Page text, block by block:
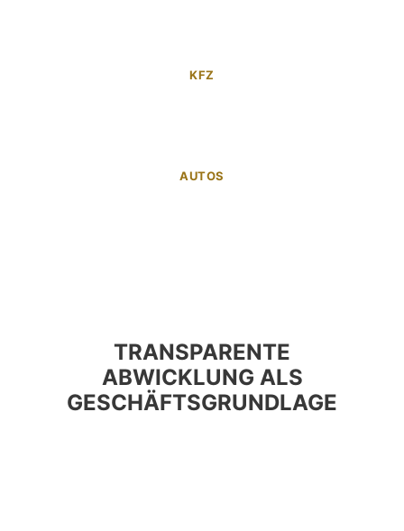
KFZ
AUTOS
TRANSPARENTE
ABWICKLUNG ALS
GESCHÄFTSGRUNDLAGE